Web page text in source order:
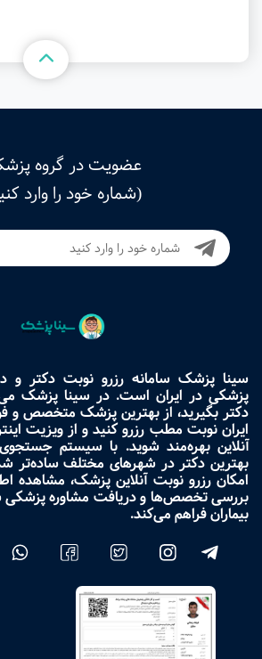
عضویت در گروه
(شماره خود را وارد
سینا پزشک سامانه رزرو نوبت دکتر و
پزشکی در ایران است. در سینا پزشک
دکتر بگیرید، از بهترین پزشک متخصص
ایران نوبت مطب رزرو کنید و از ویزیت
آنلاین بهره‌مند شوید. با سیستم
بهترین دکتر در شهرهای مختلف
امکان رزرو نوبت آنلاین پزشک، مشاهده
بررسی تخصص‌ها و دریافت مشاوره پزشکی
بیماران فراهم می‌کند.